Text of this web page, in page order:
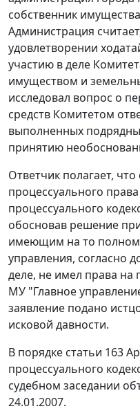
собственник
Администрация
удовлетворении
участию в деле
имуществом и
исследовал вопрос о
средств Комитетом
выполненных
принятию
Ответчик полагает,
процессуального права
процессуального
обосновав решение
имеющим на то
управления, согласно
деле, не имел права
МУ "Главное
заявление подано
исковой давности.
В порядке статьи 163
процессуального
судебном заседании
24.01.2007.